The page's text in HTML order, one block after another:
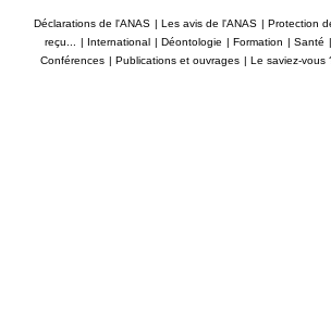
Déclarations de l'ANAS | Les avis de l'ANAS | Protection
reçu...
| International | Déontologie | Formation | Santé |
Conférences | Publications et ouvrages | Le saviez-vous